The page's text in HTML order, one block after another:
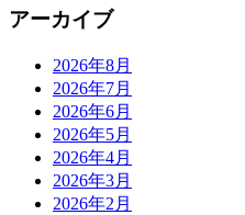
アーカイブ
2026年8月
2026年7月
2026年6月
2026年5月
2026年4月
2026年3月
2026年2月